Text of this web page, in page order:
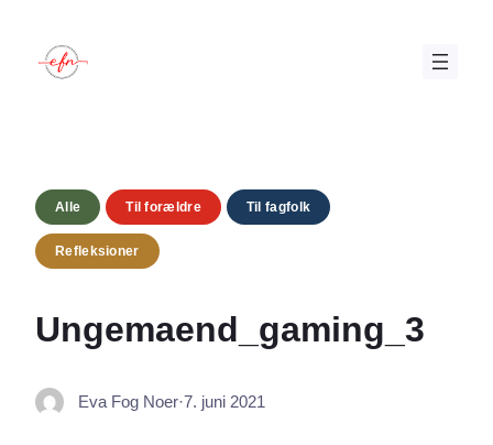
indhold
Alle Til forældre Til fagfolk
Refleksioner
Ungemaend_gaming_3
Eva Fog Noer·7. juni 2021